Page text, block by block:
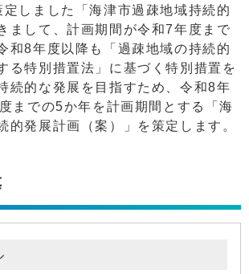
しました「海津市過疎地域持続的
まして、計画期間が令和7年度まで
和8年度以降も「過疎地域の持続的
る特別措置法」に基づく特別措置を
続的な発展を目指すため、令和8年
までの5か年を計画期間とする「海
的発展計画（案）」を策定します。